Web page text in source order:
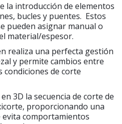
la introducción de elementos
bucles y puentes. Estos
pueden asignar manual o
material/espesor.
realiza una perfecta gestión
y permite cambios entre
de corte
3D la secuencia de corte de
proporcionando una
comportamientos